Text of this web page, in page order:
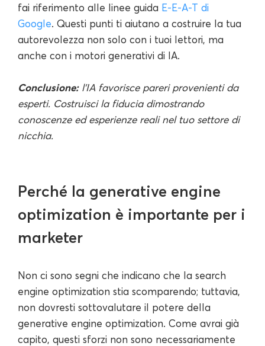
fai riferimento alle linee guida E-E-A-T di
Google. Questi punti ti aiutano a costruire la tua
autorevolezza non solo con i tuoi lettori, ma
anche con i motori generativi di IA.
Conclusione:l'IA favorisce pareri provenienti da
esperti. Costruisci la fiducia dimostrando
conoscenze ed esperienze reali nel tuo settore di
nicchia.
Perché la generative engine
optimization è importante per i
marketer
Non ci sono segni che indicano che la search
engine optimization stia scomparendo; tuttavia,
non dovresti sottovalutare il potere della
generative engine optimization. Come avrai già
capito, questi sforzi non sono necessariamente